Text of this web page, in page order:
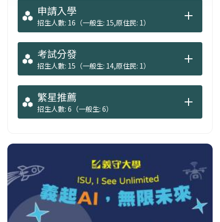
申請入學
招生人數: 16（一般生: 15,原住民: 1）
考試分發
招生人數: 15（一般生: 14,原住民: 1）
繁星推薦
招生人數: 6（一般生: 6）